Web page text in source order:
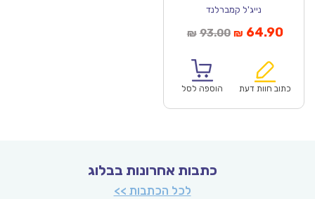
נייג'ל קמברלנד
₪ 93.00המחיר
₪93.00.
₪ 64.90
כתוב חוות דעת הוספה לסל
כתבות אחרונות בבלוג
לכל הכתבות >>